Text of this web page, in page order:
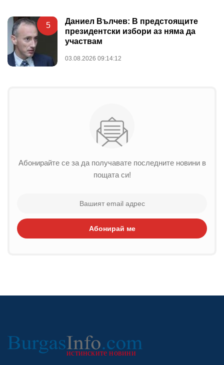
5
Даниел Вълчев: В предстоящите
президентски избори аз няма да
участвам
03.08.2026 09:14:12
Абонирайте се за да получавате последните новини в
пощата си!
Абонирай ме